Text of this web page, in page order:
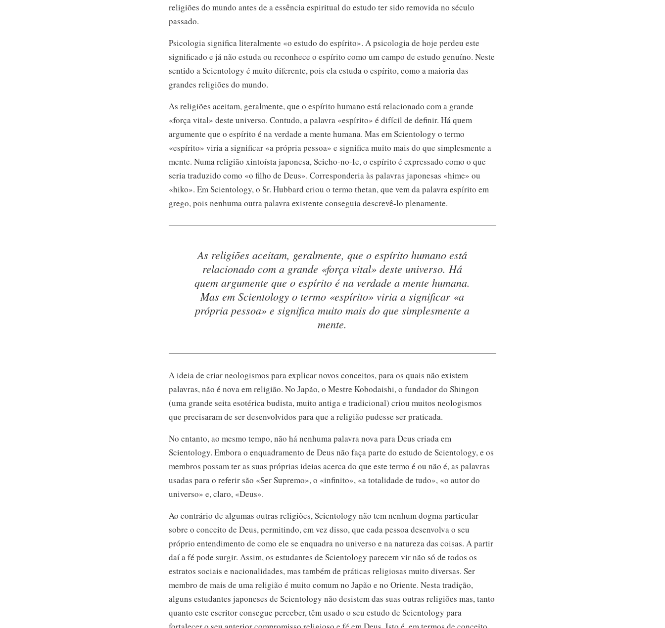
religiões do mundo antes de a essência espiritual do estudo ter sido removida no século
passado.
Psicologia significa literalmente «o estudo do espírito». A psicologia de hoje perdeu este
significado e já não estuda ou reconhece o espírito como um campo de estudo genuíno. Neste
sentido a Scientology é muito diferente, pois ela estuda o espírito, como a maioria das
grandes religiões do mundo.
As religiões aceitam, geralmente, que o espírito humano está relacionado com a grande
«força vital» deste universo. Contudo, a palavra «espírito» é difícil de definir. Há quem
argumente que o espírito é na verdade a mente humana. Mas em Scientology o termo
«espírito» viria a significar «a própria pessoa» e significa muito mais do que simplesmente a
mente. Numa religião xintoísta japonesa,Seicho-no-Ie,o espírito é expressado como o que
seria traduzido como «o filho de Deus». Corresponderia às palavras japonesas «hime» ou
«hiko». Em Scientology, o Sr. Hubbard criou o termo thetan, que vem da palavra espírito em
grego, pois nenhuma outra palavra existente conseguiadescrevê-lo plenamente.
As religiões aceitam, geralmente, que o espírito humano está
relacionado com a grande «força vital» deste universo.Há
quem argumente que o espírito é na verdade a mente humana.
Mas em Scientology o termo «espírito» viria a significar «a
própria pessoa» e significa muito mais do que simplesmente a
mente.
A ideia de criar neologismos para explicar novos conceitos, para os quais não existem
palavras, não é nova em religião. No Japão, o Mestre Kobodaishi, o fundador do Shingon
(uma grande seita esotérica budista, muito antiga e tradicional) criou muitos neologismos
que precisaram de ser desenvolvidos para que a religião pudesse ser praticada.
No entanto, ao mesmo tempo, não há nenhuma palavra nova para Deus criada em
Scientology. Embora o enquadramento de Deus não faça parte do estudo de Scientology, e os
membros possam ter as suas próprias ideias acerca do que este termo é ou não é, as palavras
usadas para o referir são «Ser Supremo», o «infinito», «a totalidade de tudo», «o autor do
universo» e, claro, «Deus».
Ao contrário de algumas outras religiões, Scientology não tem nenhum dogma particular
sobre o conceito de Deus, permitindo, em vez disso, que cada pessoa desenvolva o seu
próprio entendimento de como ele se enquadra no universo e na natureza das coisas. A partir
daí a fé pode surgir. Assim, os estudantes de Scientology parecem vir não só de todos os
estratos sociais e nacionalidades, mas também de práticas religiosas muito diversas. Ser
membro de mais de uma religião é muito comum no Japão e no Oriente. Nesta tradição,
alguns estudantes japoneses de Scientology não desistem das suas outras religiões mas, tanto
quanto este escritor consegue perceber, têm usado o seu estudo de Scientology para